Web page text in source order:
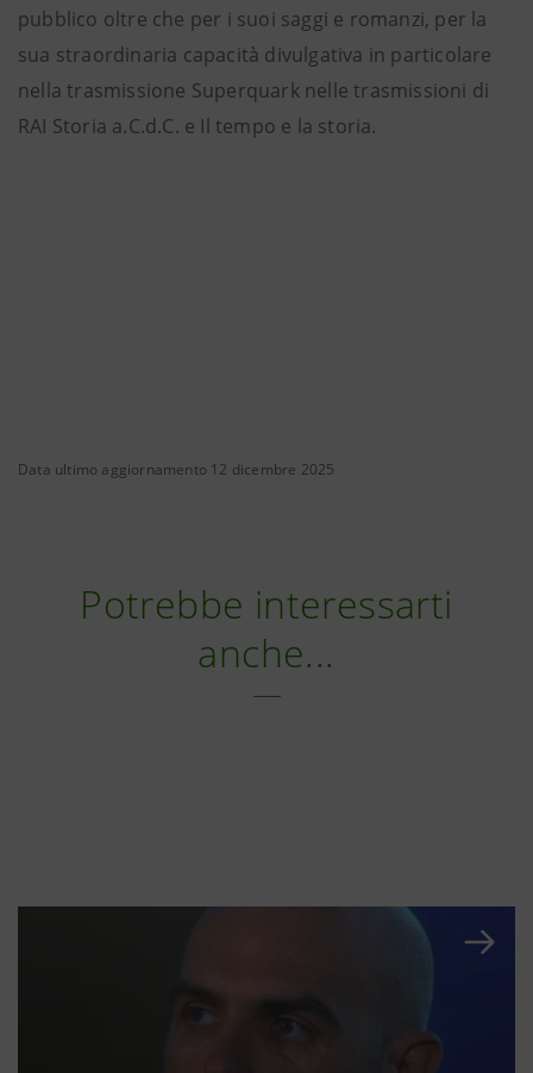
pubblico oltre che per i suoi saggi e romanzi, per la
sua straordinaria capacità divulgativa in particolare
nella trasmissione Superquark nelle trasmissioni di
RAI Storia a.C.d.C. e Il tempo e la storia.
Data ultimo aggiornamento 12 dicembre 2025
Potrebbe interessarti
anche...